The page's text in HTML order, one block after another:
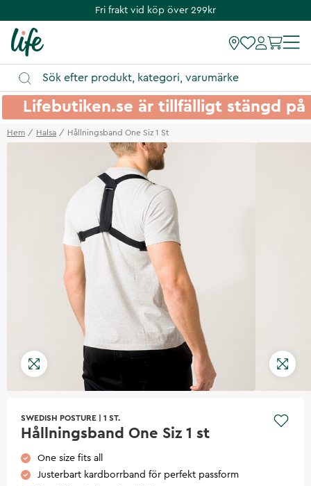
Fri frakt vid köp över 299kr
Lifebutiken.se är tillfälligt stängd
Hem Halsa Hållningsband One Siz 1 St
SWEDISH POSTURE 1 ST.
Hållningsband One Siz 1 st
One size fits all
Justerbart kardborrband för perfekt passform